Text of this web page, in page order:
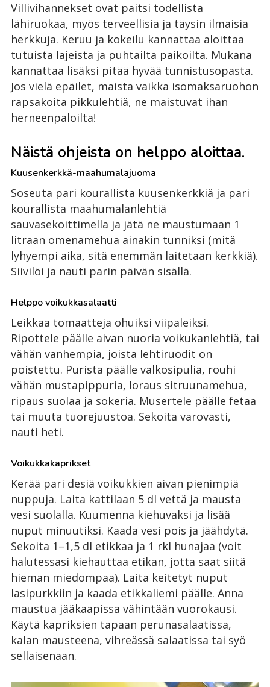
Villivihannekset ovat paitsi todellista
lähiruokaa, myös terveellisiä ja täysin ilmaisia
herkkuja. Keruu ja kokeilu kannattaa aloittaa
tutuista lajeista ja puhtailta paikoilta. Mukana
kannattaa lisäksi pitää hyvää tunnistusopasta.
Jos vielä epäilet, maista vaikka isomaksaruohon
rapsakoita pikkulehtiä, ne maistuvat ihan
herneenpaloilta!
Näistä ohjeista on helppo aloittaa.
Kuusenkerkkä-maahumalajuoma
Soseuta pari kourallista kuusenkerkkiä ja pari
kourallista maahumalanlehtiä
sauvasekoittimella ja jätä ne maustumaan 1
litraan omenamehua ainakin tunniksi (mitä
lyhyempi aika, sitä enemmän laitetaan kerkkiä).
Siivilöi ja nauti parin päivän sisällä.
Helppo voikukkasalaatti
Leikkaa tomaatteja ohuiksi viipaleiksi.
Ripottele päälle aivan nuoria voikukanlehtiä, tai
vähän vanhempia, joista lehtiruodit on
poistettu. Purista päälle valkosipulia, rouhi
vähän mustapippuria, loraus sitruunamehua,
ripaus suolaa ja sokeria. Musertele päälle fetaa
tai muuta tuorejuustoa. Sekoita varovasti,
nauti heti.
Voikukkakaprikset
Kerää pari desiä voikukkien aivan pienimpiä
nuppuja. Laita kattilaan 5 dl vettä ja mausta
vesi suolalla. Kuumenna kiehuvaksi ja lisää
nuput minuutiksi. Kaada vesi pois ja jäähdytä.
Sekoita 1–1,5 dl etikkaa ja 1 rkl hunajaa (voit
halutessasi kiehauttaa etikan, jotta saat siitä
hieman miedompaa). Laita keitetyt nuput
lasipurkkiin ja kaada etikkaliemi päälle. Anna
maustua jääkaapissa vähintään vuorokausi.
Käytä kapriksien tapaan perunasalaatissa,
kalan mausteena, vihreässä salaatissa tai syö
sellaisenaan.